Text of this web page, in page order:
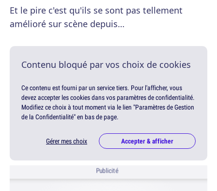
Et le pire c'est qu'ils se sont pas tellement
amélioré sur scène depuis…
Contenu bloqué par vos choix de cookies
Ce contenu est fourni par un service tiers. Pour l'afficher, vous
devez accepter les cookies dans vos paramètres de confidentialité.
Modifiez ce choix à tout moment via le lien "Paramètres de Gestion
de la Confidentialité" en bas de page.
Gérer mes choix Accepter & afficher
Publicité